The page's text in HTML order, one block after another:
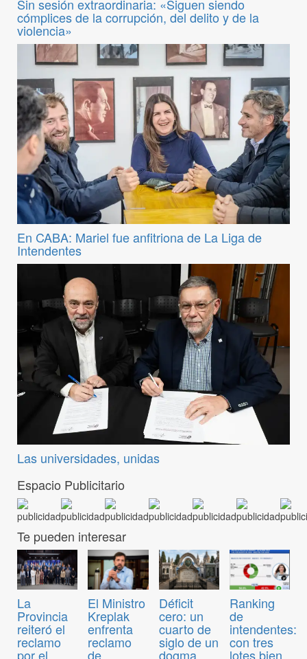
Sin sesión extraordinaria: «Siguen siendo
cómplices de la corrupción, del delito y de la
violencia»
En CABA: Mariel fue anfitriona de La Liga de
Intendentes
Las universidades, unidas
Espacio Publicitario
Te pueden interesar
La
Provincia
reiteró el
reclamo
por el
El Ministro
Kreplak
enfrenta
reclamo
de
Déficit
cero: un
cuarto de
siglo de un
dogma
Ranking
de
intendentes:
con tres
lotes bien